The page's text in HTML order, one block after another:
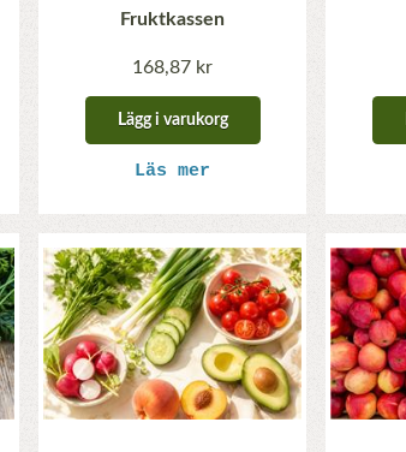
Fruktkassen
168,87 kr
Lägg i varukorg
Läs mer